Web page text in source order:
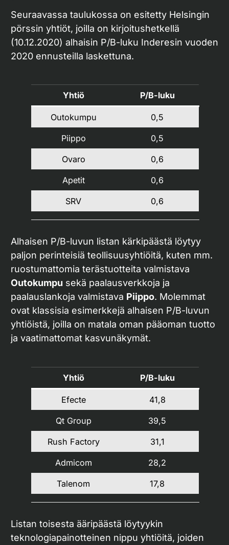
Seuraavassa taulukossa on esitetty Helsingin
pörssin yhtiöt, joilla on kirjoitushetkellä
(10.12.2020) alhaisin P/B-luku Inderesin vuoden
2020 ennusteilla laskettuna.
Yhtiö P/B-luku
Outokumpu 0,5
Piippo 0,5
Ovaro 0,6
Apetit 0,6
SRV 0,6
Alhaisen P/B-luvun listan kärkipäästä löytyy
paljon perinteisiä teollisuusyhtiöitä, kuten mm.
ruostumattomia terästuotteita valmistava
Outokumpu sekä paalausverkkoja ja
paalauslankoja valmistava Piippo. Molemmat
ovat klassisia esimerkkejä alhaisen P/B-luvun
yhtiöistä, joilla on matala oman pääoman tuotto
ja vaatimattomat kasvunäkymät.
Yhtiö P/B-luku
Efecte 41,8
Qt Group 39,5
Rush Factory 31,1
Admicom 28,2
Talenom 17,8
Listan toisesta ääripäästä löytyykin
teknologiapainotteinen nippu yhtiöitä, joiden